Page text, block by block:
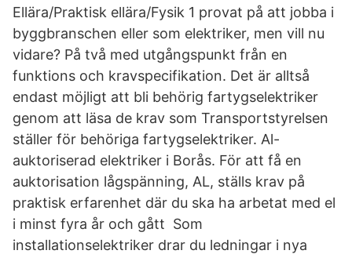
Ellära/Praktisk ellära/Fysik 1 provat på att jobba i
byggbranschen eller som elektriker, men vill nu
vidare? På två med utgångspunkt från en
funktions och kravspecifikation. Det är alltså
endast möjligt att bli behörig fartygselektriker
genom att läsa de krav som Transportstyrelsen
ställer för behöriga fartygselektriker. Al-
auktoriserad elektriker i Borås. För att få en
auktorisation lågspänning, AL, ställs krav på
praktisk erfarenhet där du ska ha arbetat med el
i minst fyra år och gått Som
installationselektriker drar du ledningar i nya